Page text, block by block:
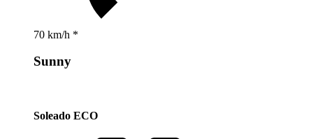
70 km/h *
Sunny
Soleado ECO